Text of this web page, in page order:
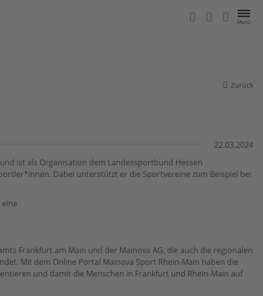
Menü
Zurück
22.03.2024
ist als Organisation dem Landessportbund Hessen
Dabei unterstützt er die Sportvereine zum Beispiel bei
Frankfurt am Main und der Mainova AG, die auch die regionalen
Mit dem Online Portal Mainova Sport Rhein-Main haben die
und damit die Menschen in Frankfurt und Rhein-Main auf